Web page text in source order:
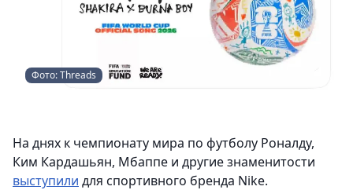
Фото: Threads
На днях к чемпионату мира по футболу Роналду,
Ким Кардашьян, Мбаппе и другие знаменитости
выступили для спортивного бренда Nike.